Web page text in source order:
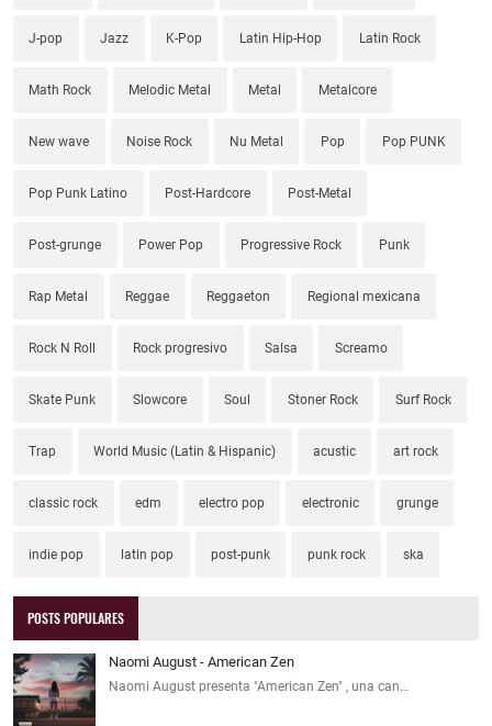
J-pop Jazz K-Pop Latin Hip-Hop Latin Rock
Math Rock Melodic Metal Metal Metalcore
New wave Noise Rock Nu Metal Pop Pop PUNK
Pop Punk Latino Post-Hardcore Post-Metal
Post-grunge Power Pop Progressive Rock Punk
Rap Metal Reggae Reggaeton Regional mexicana
Rock N Roll Rock progresivo Salsa Screamo
Skate Punk Slowcore Soul Stoner Rock Surf Rock
Trap World Music (Latin & Hispanic) acustic art rock
classic rock edm electro pop electronic grunge
indie pop latin pop post-punk punk rock ska
POSTS POPULARES
Naomi August - American Zen
Naomi August presenta "American Zen" , una can…